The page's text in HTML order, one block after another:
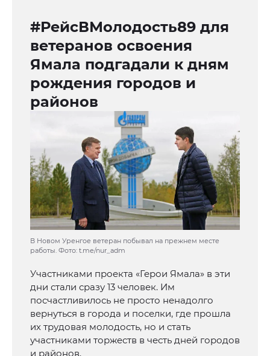
#РейсВМолодость89 для
ветеранов освоения
Ямала подгадали к дням
рождения городов и
районов
В Новом Уренгое ветеран побывал на прежнем месте
работы. Фото: t.me/nur_adm
Участниками проекта «Герои Ямала» в эти
дни стали сразу 13 человек. Им
посчастливилось не просто ненадолго
вернуться в города и поселки, где прошла
их трудовая молодость, но и стать
участниками торжеств в честь дней городов
и районов.